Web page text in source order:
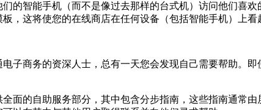
智能手机（而不是像过去那样的台式机）访问他们喜
，这将使您的在线商店在任何设备（包括智能手机）上看
商务的资深人士，总有一天您会发现自己需要帮助。
的自助服务部分，其中包含分步指南，这些指南通常